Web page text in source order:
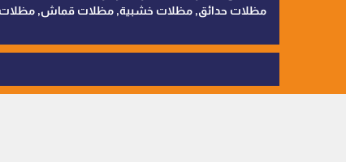
مظلات حدائق, مظلات خشبية, مظلات قماش, مظلات